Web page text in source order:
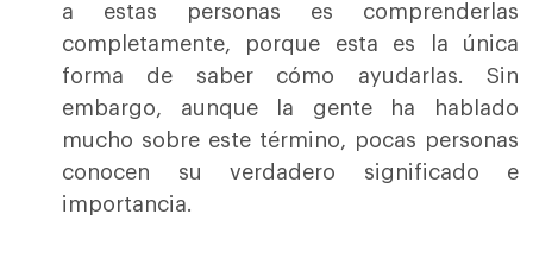
a estas personas es comprenderlas
completamente, porque esta es la única
forma de saber cómo ayudarlas. Sin
embargo, aunque la gente ha hablado
mucho sobre este término, pocas personas
conocen su verdadero significado e
importancia.